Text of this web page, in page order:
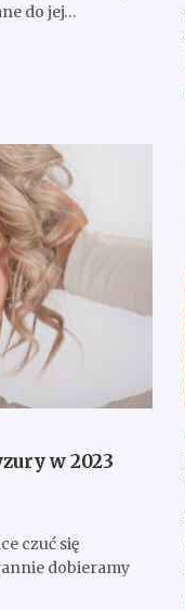
do jej…
w 2023
czuć się
dobieramy